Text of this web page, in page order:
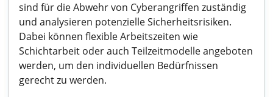
sind für die Abwehr von Cyberangriffen zuständig
und analysieren potenzielle Sicherheitsrisiken.
Dabei können flexible Arbeitszeiten wie
Schichtarbeit oder auch Teilzeitmodelle angeboten
werden, um den individuellen Bedürfnissen
gerecht zu werden.